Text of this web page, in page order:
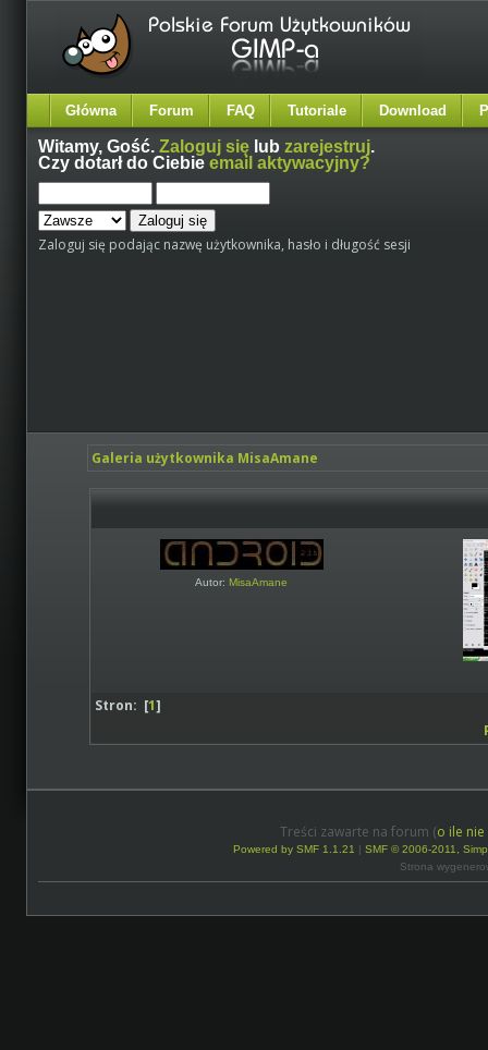
Główna Forum FAQ Tutoriale Download
Witamy, Gość. Zaloguj się lub zarejestruj.
Czy dotarł do Ciebie email aktywacyjny?
Zaloguj się podając nazwę użytkownika, hasło i długość sesji
Galeria użytkownika MisaAmane
Autor: MisaAmane
Stron: [1]
Treści zawarte na forum (o ile
Powered by SMF 1.1.21 | SMF © 2006-2011,
Strona